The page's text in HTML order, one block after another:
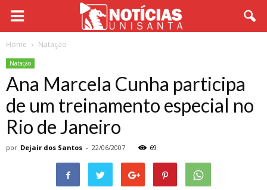
Home Natação
Natação
Ana Marcela Cunha participa
de um treinamento especial no
Rio de Janeiro
por Dejair dos Santos - 22/06/2007 69